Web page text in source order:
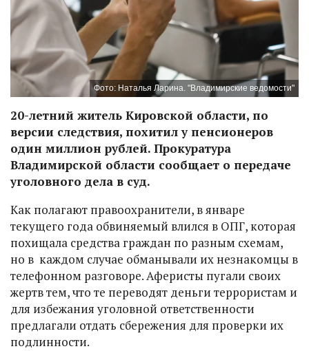
Фото: Наталья Ларина. "Владимирские ведомости"
20-летний житель Кировской области, по
версии следствия, похитил у пенсионеров
один миллион рублей. Прокуратура
Владимирской области сообщает о передаче
уголовного дела в суд.
Как полагают правоохранители, в январе
текущего года обвиняемый влился в ОПГ, которая
похищала средства граждан по разным схемам,
но в каждом случае обманывали их незнакомцы в
телефонном разговоре. Аферисты пугали своих
жертв тем, что те переводят деньги террористам и
для избежания уголовной ответственности
предлагали отдать сбережения для проверки их
подлинности.